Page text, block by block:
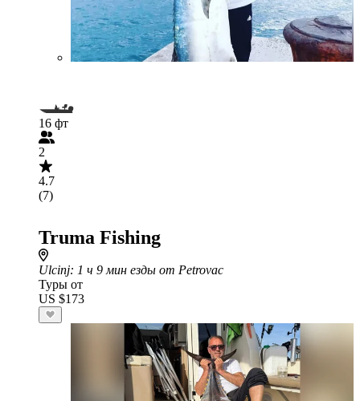
16 фт
2
4.7
(7)
Truma Fishing
Ulcinj: 1 ч 9 мин езды от Petrovac
Туры от
US $173